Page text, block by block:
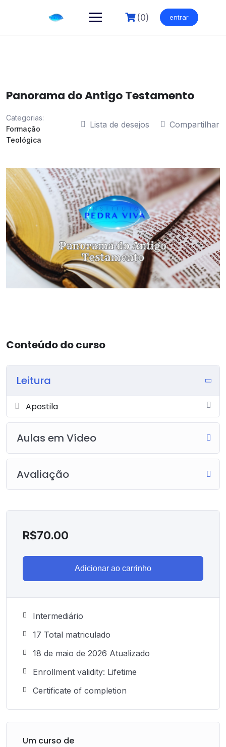
(0) entrar
Panorama do Antigo Testamento
Categorias:
Formação
Teológica
Lista de desejos Compartilhar
Conteúdo do curso
Leitura
Apostila
Aulas em Vídeo
Avaliação
R$70.00
Adicionar ao carrinho
Intermediário
17 Total matriculado
18 de maio de 2026 Atualizado
Enrollment validity: Lifetime
Certificate of completion
Um curso de